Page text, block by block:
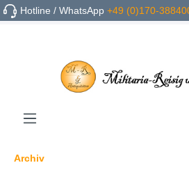
Hotline / WhatsApp+49 (0)170-
Archiv